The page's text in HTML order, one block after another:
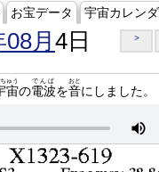
お宝データ 宇宙カレン
月 4日 >
宙
ゅう
の電波
でんぱ
を音
おと
にしました。